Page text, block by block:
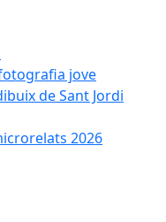
jove
de Sant Jordi
2026